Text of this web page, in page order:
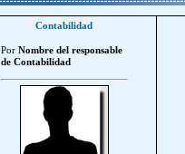
Contabilidad
Por Nombre del responsable
de Contabilidad